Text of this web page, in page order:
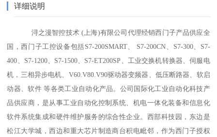
详细说明
浔之漫智控技术 (上海)有限公司代理经销西门子产品供应全
国，西门子工控设备包括S7-200SMART、 S7-200CN、S7-300、S7-
400、S7-1200、S7-1500、S7-ET200SP、工业交换机转换器、伺服电
机，三相异步电机、V60.V80.V90驱动器变频器、低压断路器、软启
动器、软件 等各类工业自动化产品。公司国际化工业自动化科技产
品供应商，是从事工业自动化控制系统、机电一体化装备和信息化
软件系统集成和硬件维护服务的综合性企业。西部科技园，东边是
松江大学城，西边和重大芯片制造商台积电毗邻，作为西门子授权